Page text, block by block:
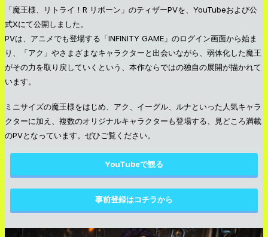
「魔王様、リトライ！R リボーン」のティザーPVを、YouTubeおよび公
式Xにて公開しました。
PVは、アニメでも登場する「INFINITY GAME」のログイン画面から始ま
り、「アク」やさまざまなキャラクターと出会いながら、弱体化した魔王
がその力を取り戻していくという、本作ならではの独自の展開が描かれて
います。
ミニサイズの魔王様をはじめ、アク、イーグル、ルナといった人気キャラ
クターに加え、複数のオリジナルキャラクターも登場する、見どころ満載
のPVとなっています。ぜひご覧ください。
YouTubeで観る
事前登録はコチラから